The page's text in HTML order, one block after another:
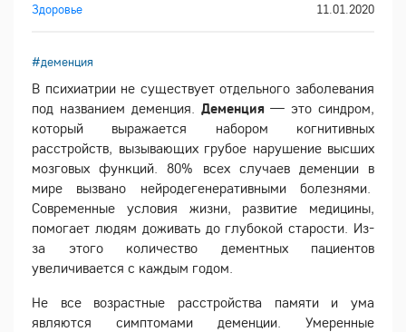
Здоровье 11.01.2020
#деменция
В психиатрии не существует отдельного заболевания
под названием деменция. Деменция— это синдром,
который выражается набором когнитивных
расстройств, вызывающих грубое нарушение высших
мозговых функций. 80% всех случаев деменции в
мире вызвано нейродегенеративными болезнями.
Современные условия жизни, развитие медицины,
помогает людям доживать до глубокой старости. Из-
за этого количество дементных пациентов
увеличивается с каждым годом.
Не все возрастные расстройства памяти и ума
являются симптомами деменции. Умеренные